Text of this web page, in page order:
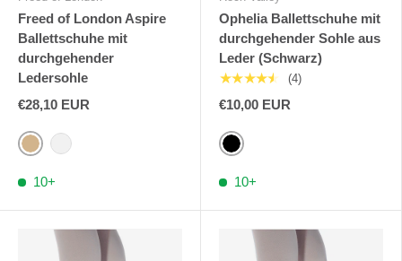
Freed of London Aspire
Ballettschuhe mit
durchgehender
Ledersohle
€28,10 EUR
BronzeBraun
10+
Ophelia Ballettschuhe mit
durchgehender Sohle aus
Leder (Schwarz)
★★★★★ (4)
€10,00 EUR
Schwarz
10+